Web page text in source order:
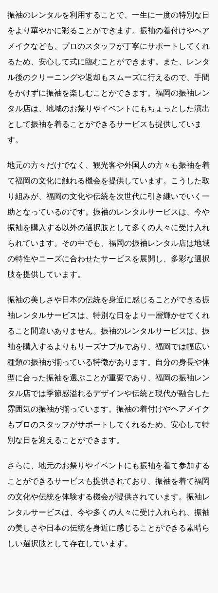
振袖のレンタルを利用することで、一生に一度の特別な日
をより華やかに彩ることができます。振袖の着付けやヘア
メイクなども、プロのスタッフが丁寧にサポートしてくれ
るため、安心して式に臨むことができます。また、レンタ
ル後のクリーニングや返却もスムーズに行えるので、手間
をかけずに振袖を楽しむことができます。福岡の振袖レン
タル店は、地域のお祭りやイベントにもちょっとした演出
として振袖を着ることができるサービスも提供していま
す。
地元の方々だけでなく、観光客や外国人の方々も振袖を着
て福岡の文化に触れる機会を提供しています。こうした取
り組みが、福岡の文化や伝統を次世代に引き継いでいく一
助となっているのです。振袖のレンタルサービスは、今や
振袖を購入する以外の選択肢として多くの人々に受け入れ
られています。その中でも、福岡の振袖レンタル店は地域
の特性やニーズに合わせたサービスを展開し、多彩な選択
肢を提供しています。
振袖の美しさや日本の伝統を身近に感じることができる振
袖レンタルサービスは、特別な日をより一層輝かせてくれ
ること間違いありません。振袖のレンタルサービスは、振
袖を購入するよりもリーズナブルであり、福岡では幅広い
種類の振袖が揃っている特徴があります。自分の身長や体
型に合った振袖を選ぶことが重要であり、福岡の振袖レン
タル店では季節感溢れるデザインや伝統と現代が融合した
雰囲気の振袖が揃っています。振袖の着付けやヘアメイク
もプロのスタッフがサポートしてくれるため、安心して特
別な日を迎えることができます。
さらに、地元のお祭りやイベントにも振袖を着て参加する
ことができるサービスも提供されており、振袖を着て福岡
の文化や伝統を体験する機会が提供されています。振袖レ
ンタルサービスは、今や多くの人々に受け入れられ、振袖
の美しさや日本の伝統を身近に感じることができる素晴ら
しい選択肢として存在しています。